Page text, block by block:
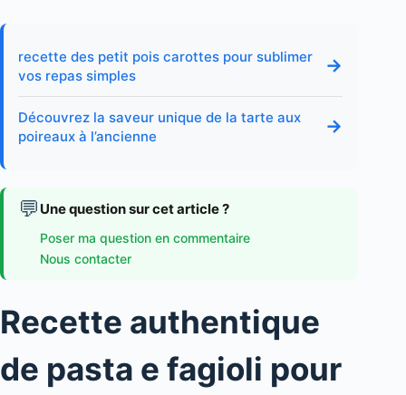
recette des petit pois carottes pour sublimer
vos repas simples
→
Découvrez la saveur unique de la tarte aux
poireaux à l’ancienne
→
💬 Une question sur cet article ?
Poser ma question en commentaire
Nous contacter
Recette authentique
de pasta e fagioli pour